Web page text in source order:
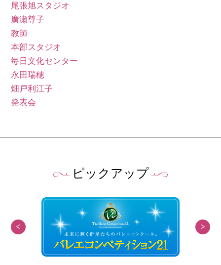
尾張旭スタジオ
廣瀬尊子
教師
本部スタジオ
毎日文化センター
永田瑞穂
畑戸利江子
発表会
ピックアップ